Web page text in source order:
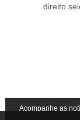
direito
Acompanhe as